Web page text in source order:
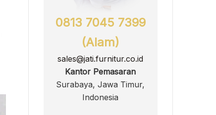
0813 7045 7399
(Alam)
sales@jati.furnitur.co.id
Kantor Pemasaran
Surabaya, Jawa Timur,
Indonesia